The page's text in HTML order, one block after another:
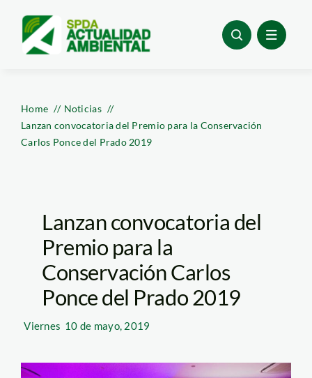
content
Home
Noticias
Lanzan convocatoria del Premio para la Conservación
Carlos Ponce del Prado 2019
Lanzan convocatoria del
Premio para la
Conservación Carlos
Ponce del Prado 2019
Viernes 10 de mayo, 2019